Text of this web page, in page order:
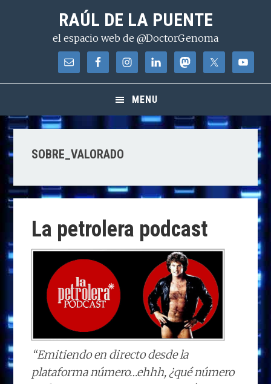
contenido
RAÚL DE LA PUENTE
el espacio web de @DoctorGenoma
MENU
SOBRE_VALORADO
La petrolera podcast
“Emitiendo en directo desde la
plataforma número…ehhh, ¿qué número